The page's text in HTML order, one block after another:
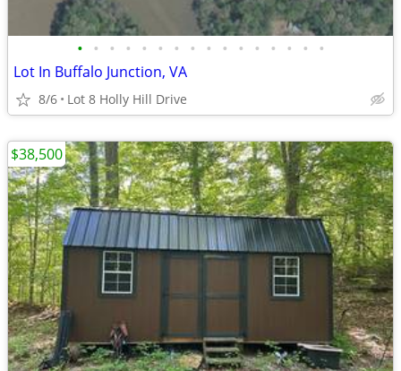
• • • • • • • • • • • • • • • •
Lot In Buffalo Junction, VA
8/6 Lot 8 Holly Hill Drive
$38,500